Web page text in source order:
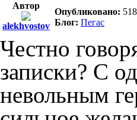
Автор
alekhvostov
Опубликовано:
Блог: Пегас
Честно
записки? С
невольным